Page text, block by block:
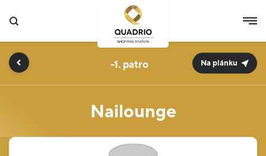
Nailounge
-1. Na plánku